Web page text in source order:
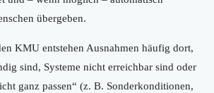
übergeben.
KMU entstehen Ausnahmen häufig dort,
sind, Systeme nicht erreichbar sind oder
ganz passen“ (z. B. Sonderkonditionen,